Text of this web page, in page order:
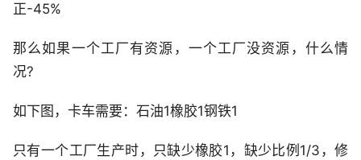
正-45%
那么如果一个工厂有资源，一个工厂没资源，什么情
况?
如下图，卡车需要：石油1橡胶1钢铁1
只有一个工厂生产时，只缺少橡胶1，缺少比例1/3，修